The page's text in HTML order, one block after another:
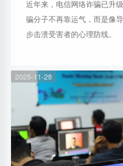
近年来，电信网络诈骗已升
骗分子不再靠运气，而是像
步击溃受害者的心理防线。
2025-11-28